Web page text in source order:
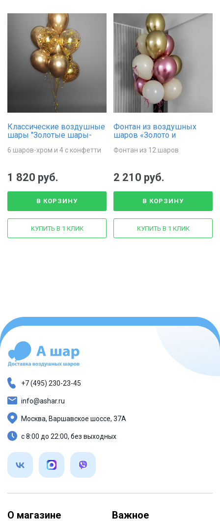
Классические воздушные
шары "Золотые шары-
конфетти"
6 шаров-хром и 4 с конфетти
1 820 руб.
В КОРЗИНУ
КУПИТЬ В 1 КЛИК
Фонтан из воздушных
шаров «Золото и
Фонтан из 12 шаров
2 210 руб.
В КОРЗИНУ
КУПИТЬ В 1 КЛИК
О магазине Важное
+7 (495) 230-23-45
info@ashar.ru
Москва, Варшавское шоссе, 37А
с 8:00 до 22:00, без выходных